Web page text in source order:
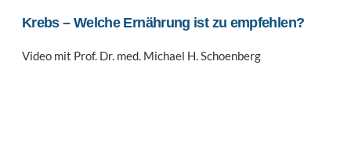
Krebs – Welche Ernährung ist zu empfehlen?
Video mit Prof. Dr. med. Michael H. Schoenberg